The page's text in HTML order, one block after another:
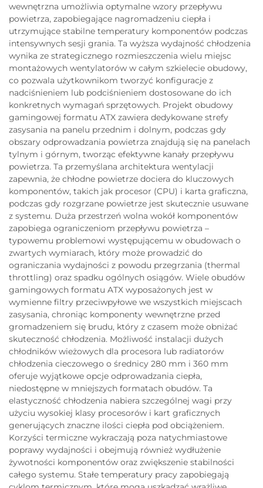
wewnętrzna umożliwia optymalne wzory przepływu
powietrza, zapobiegające nagromadzeniu ciepła i
utrzymujące stabilne temperatury komponentów podczas
intensywnych sesji grania. Ta wyższa wydajność chłodzenia
wynika ze strategicznego rozmieszczenia wielu miejsc
montażowych wentylatorów w całym szkielecie obudowy,
co pozwala użytkownikom tworzyć konfiguracje z
nadciśnieniem lub podciśnieniem dostosowane do ich
konkretnych wymagań sprzętowych. Projekt obudowy
gamingowej formatu ATX zawiera dedykowane strefy
zasysania na panelu przednim i dolnym, podczas gdy
obszary odprowadzania powietrza znajdują się na panelach
tylnym i górnym, tworząc efektywne kanały przepływu
powietrza. Ta przemyślana architektura wentylacji
zapewnia, że chłodne powietrze dociera do kluczowych
komponentów, takich jak procesor (CPU) i karta graficzna,
podczas gdy rozgrzane powietrze jest skutecznie usuwane
z systemu. Duża przestrzeń wolna wokół komponentów
zapobiega ograniczeniom przepływu powietrza –
typowemu problemowi występującemu w obudowach o
zwartych wymiarach, który może prowadzić do
ograniczania wydajności z powodu przegrzania (thermal
throttling) oraz spadku ogólnych osiągów. Wiele obudów
gamingowych formatu ATX wyposażonych jest w
wymienne filtry przeciwpyłowe we wszystkich miejscach
zasysania, chroniąc komponenty wewnętrzne przed
gromadzeniem się brudu, który z czasem może obniżać
skuteczność chłodzenia. Możliwość instalacji dużych
chłodników wieżowych dla procesora lub radiatorów
chłodzenia cieczowego o średnicy 280 mm i 360 mm
oferuje wyjątkowe opcje odprowadzania ciepła,
niedostępne w mniejszych formatach obudów. Ta
elastyczność chłodzenia nabiera szczególnej wagi przy
użyciu wysokiej klasy procesorów i kart graficznych
generujących znaczne ilości ciepła pod obciążeniem.
Korzyści termiczne wykraczają poza natychmiastowe
poprawy wydajności i obejmują również wydłużenie
żywotności komponentów oraz zwiększenie stabilności
całego systemu. Stałe temperatury pracy zapobiegają